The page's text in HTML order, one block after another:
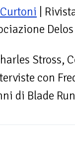
|
Delos
Stross,
con
di Blade